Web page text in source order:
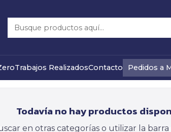
Trabajos RealizadosContacto Pedidos a
Faenas
Todavía no hay productos
en otras categorías o utilizar la